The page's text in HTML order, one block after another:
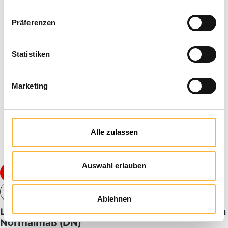
Präferenzen
Statistiken
Marketing
Alle zulassen
Auswahl erlauben
Ablehnen
Tip
Ligustica island-mated nucleus colony Deutsch
Normalmaß (DN)